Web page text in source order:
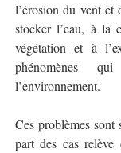
l’érosion du vent et
stocker l’eau, à la
végétation et à
phénomènes
l’environnement.
Ces problèmes sont
part des cas